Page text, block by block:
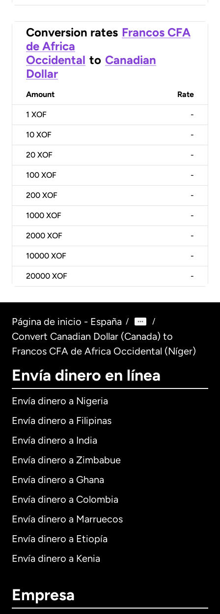
Conversion rates Francos CFA
de Africa
Occidental to Canadian
Dollar
Amount Rate
1 XOF -
10 XOF -
20 XOF -
100 XOF -
200 XOF -
1000 XOF -
2000 XOF -
10000 XOF -
20000 XOF -
Página de inicio - España / /
Convert Canadian Dollar (Canada) to
Francos CFA de Africa Occidental (Níger)
Envía dinero en línea
Envía dinero a Nigeria
Envía dinero a Filipinas
Envía dinero a India
Envía dinero a Zimbabue
Envía dinero a Ghana
Envía dinero a Colombia
Envía dinero a Marruecos
Envía dinero a Etiopía
Envía dinero a Kenia
Empresa